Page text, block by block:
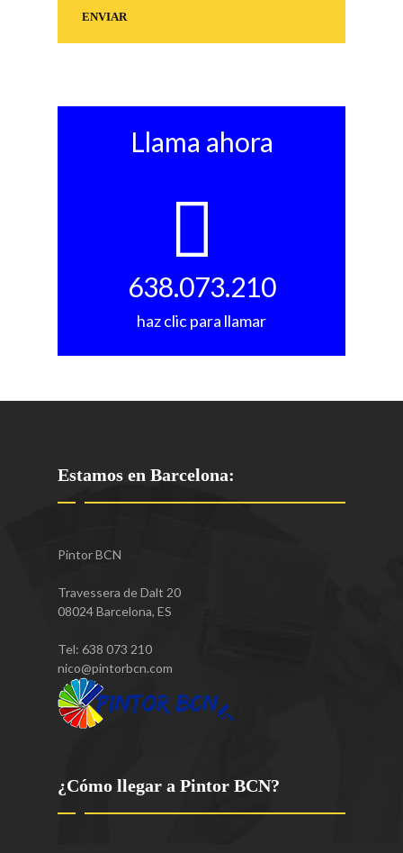
Llama ahora
638.073.210
haz clic para llamar
Estamos en Barcelona:
Pintor BCN
Travessera de Dalt 20
08024Barcelona, ES
Tel: 638 073 210
nico@pintorbcn.com
¿Cómo llegar a Pintor BCN?